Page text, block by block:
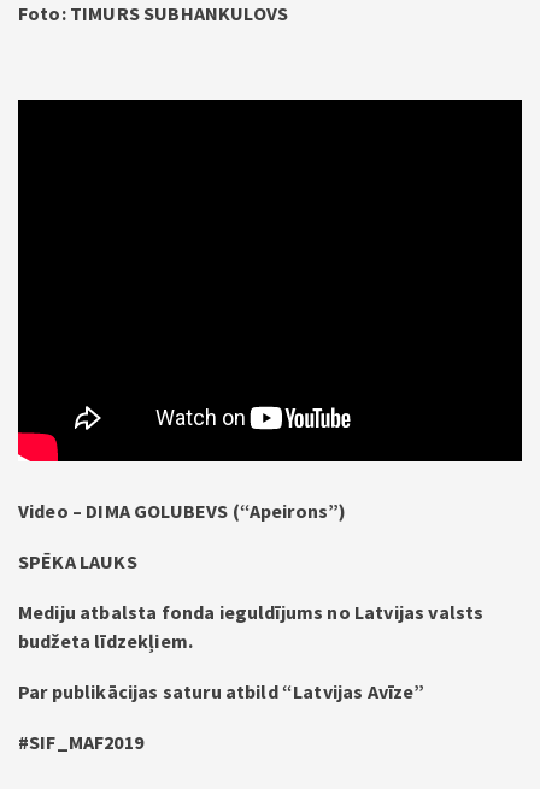
Foto: TIMURS SUBHANKULOVS
Video – DIMA GOLUBEVS (“Apeirons”)
SPĒKA LAUKS
Mediju atbalsta fonda ieguldījums no Latvijas valsts
budžeta līdzekļiem.
Par publikācijas saturu atbild “Latvijas Avīze”
#SIF_MAF2019